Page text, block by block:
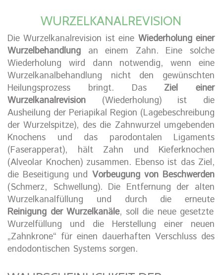
WURZELKANALREVISION
Die Wurzelkanalrevision ist eine Wiederholung einer
Wurzelbehandlung an einem Zahn. Eine solche
Wiederholung wird dann notwendig, wenn eine
Wurzelkanalbehandlung nicht den gewünschten
Heilungsprozess bringt. Das Ziel einer
Wurzelkanalrevision (Wiederholung) ist die
Ausheilung der Periapikal Region (Lagebeschreibung
der Wurzelspitze), des die Zahnwurzel umgebenden
Knochens und das parodontalen Ligaments
(Faserapperat), hält Zahn und Kieferknochen
(Alveolar Knochen) zusammen. Ebenso ist das Ziel,
die Beseitigung und Vorbeugung von Beschwerden
(Schmerz, Schwellung). Die Entfernung der alten
Wurzelkanalfüllung und durch die erneute
Reinigung der Wurzelkanäle, soll die neue gesetzte
Wurzelfüllung und die Herstellung einer neuen
„Zahnkrone“ für einen dauerhaften Verschluss des
endodontischen Systems sorgen.